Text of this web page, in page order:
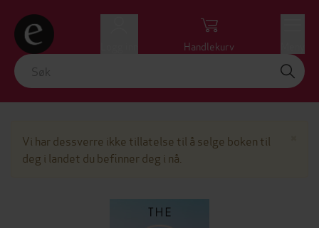
Handlekurv
Vi har dessverre ikke tillatelse til å selge boken til
deg i landet du befinner deg i nå.